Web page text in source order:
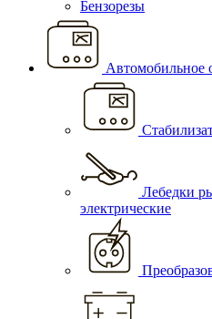
Бензорезы
Автомобильное
Лебедки
электрические